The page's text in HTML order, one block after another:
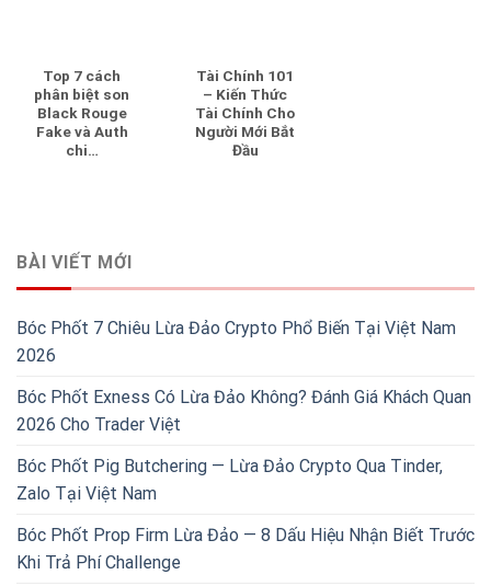
Top 7 cách
phân biệt son
Black Rouge
Fake và Auth
chi…
Tài Chính 101
– Kiến Thức
Tài Chính Cho
Người Mới Bắt
Đầu
BÀI VIẾT MỚI
Bóc Phốt 7 Chiêu Lừa Đảo Crypto Phổ Biến Tại Việt Nam
2026
Bóc Phốt Exness Có Lừa Đảo Không? Đánh Giá Khách Quan
2026 Cho Trader Việt
Bóc Phốt Pig Butchering — Lừa Đảo Crypto Qua Tinder,
Zalo Tại Việt Nam
Bóc Phốt Prop Firm Lừa Đảo — 8 Dấu Hiệu Nhận Biết Trước
Khi Trả Phí Challenge